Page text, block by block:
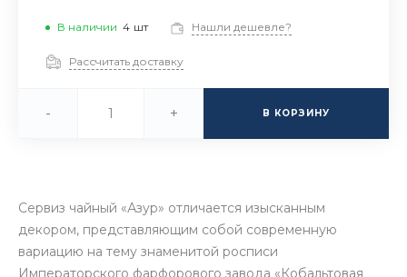
В наличии 4 шт Нашли дешевле?
Рассчитать доставку
- + В КОРЗИНУ
Сервиз чайный «Азур» отличается изысканным
декором, представляющим собой современную
вариацию на тему знаменитой росписи
Императорского фарфорового завода «Кобальтовая